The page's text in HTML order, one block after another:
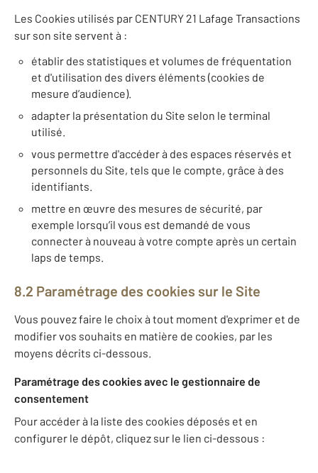
Les Cookies utilisés par CENTURY 21 Lafage Transactions
sur son site servent à :
établir des statistiques et volumes de fréquentation
et d'utilisation des divers éléments (cookies de
mesure d’audience).
adapter la présentation du Site selon le terminal
utilisé.
vous permettre d'accéder à des espaces réservés et
personnels du Site, tels que le compte, grâce à des
identifiants.
mettre en œuvre des mesures de sécurité, par
exemple lorsqu’il vous est demandé de vous
connecter à nouveau à votre compte après un certain
laps de temps.
8.2 Paramétrage des cookies sur le Site
Vous pouvez faire le choix à tout moment d'exprimer et de
modifier vos souhaits en matière de cookies, par les
moyens décrits ci-dessous.
Paramétrage des cookies avec le gestionnaire de
consentement
Pour accéder à la liste des cookies déposés et en
configurer le dépôt, cliquez sur le lien ci-dessous :